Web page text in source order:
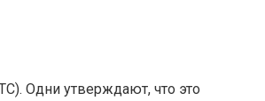
Одни утверждают, что это